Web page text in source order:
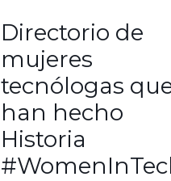
Directorio de
mujeres
tecnólogas
han hecho
Historia